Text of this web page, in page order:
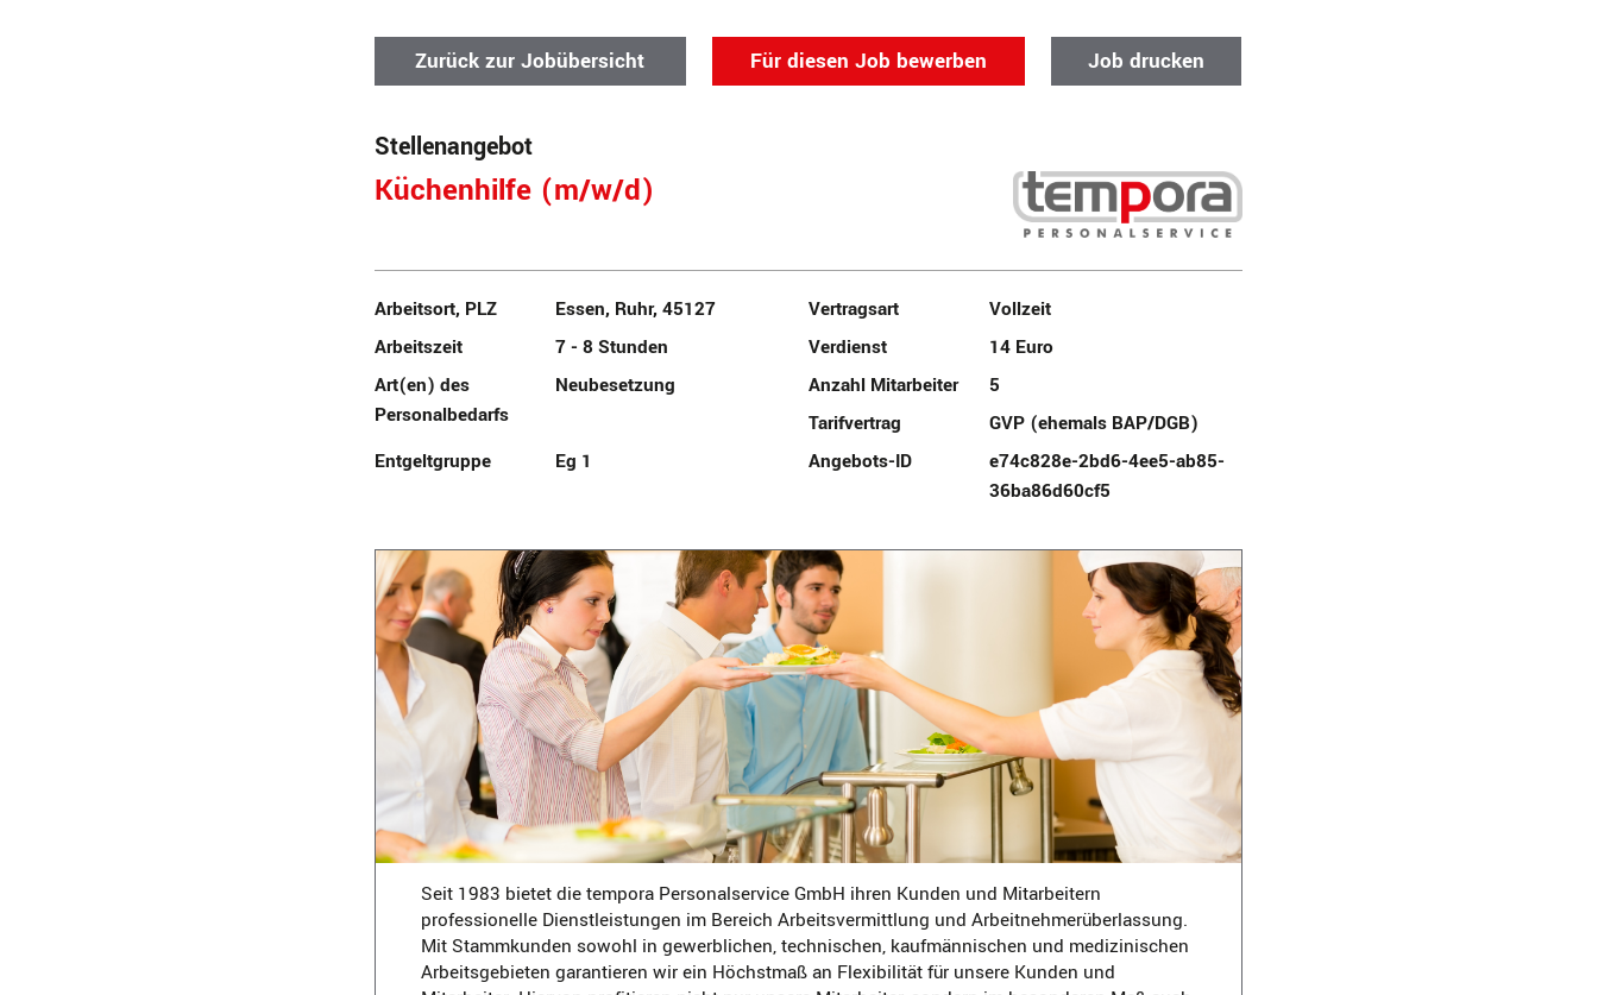
Zurück zur Jobübersicht Für diesen Job bewerben Job drucken
Stellenangebot
Küchenhilfe (m/w/d)
Arbeitsort, PLZ Essen, Ruhr, 45127 Vertragsart
Vollzeit
Arbeitszeit
7 - 8 Stunden Verdienst
14 Euro
Art(en) des
Personalbedarfs
Neubesetzung Anzahl Mitarbeiter
5
Tarifvertrag
GVP (ehemals BAP/DGB)
Entgeltgruppe
Eg 1 Angebots-ID
e74c828e-2bd6-4ee5-ab85-
36ba86d60cf5
Seit 1983 bietet die tempora Personalservice GmbH ihren Kunden und Mitarbeitern
professionelle Dienstleistungen im Bereich Arbeitsvermittlung und Arbeitnehmerüberlassung.
Mit Stammkunden sowohl in gewerblichen, technischen, kaufmännischen und medizinischen
Arbeitsgebieten garantieren wir ein Höchstmaß an Flexibilität für unsere Kunden und